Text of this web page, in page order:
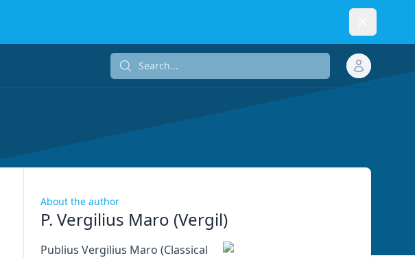
Search...
About the author
P. Vergilius Maro (Vergil)
Publius Vergilius Maro (Classical